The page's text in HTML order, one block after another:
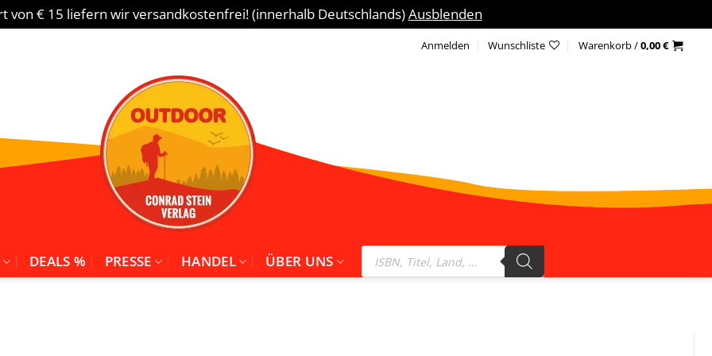
von € 15 liefern wir versandkostenfrei! (innerhalb Deutschlands)Ausblenden
Anmelden Wunschliste Warenkorb /0,00€
DEALS % PRESSE HANDEL ÜBER UNS
Products
search